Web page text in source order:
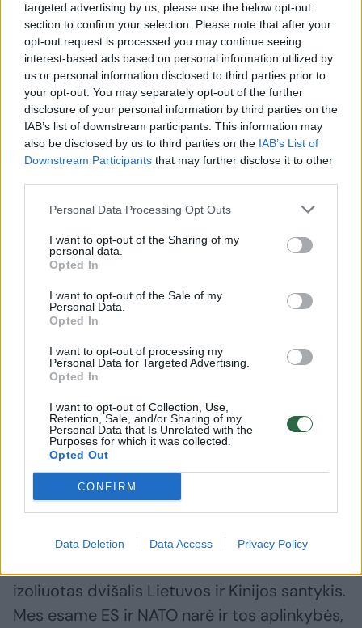
targeted advertising by us, please use the below opt-out
section to confirm your selection. Please note that after your
opt-out request is processed you may continue seeing
interest-based ads based on personal information utilized by
us or personal information disclosed to third parties prior to
your opt-out. You may separately opt-out of the further
disclosure of your personal information by third parties on the
IAB’s list of downstream participants. This information may
also be disclosed by us to third parties on the IAB’s List of
Downstream Participants that may further disclose it to other
Personal Data Processing Opt Outs
I want to opt-out of the Sharing of my
personal data.
Opted In
I want to opt-out of the Sale of my
Personal Data.
Opted In
I want to opt-out of processing my
Personal Data for Targeted Advertising.
Opted In
I want to opt-out of Collection, Use,
Retention, Sale, and/or Sharing of my
Personal Data that Is Unrelated with the
Purposes for which it was collected.
Opted Out
CONFIRM
Data Deletion Data Access Privacy Policy
Lrytas.lt
Užsienio reikalų ministro Kęstučio Budrio
teigimu, Kinijos sprendimas apriboti
lietuviškų lazerių gamintojos „Ekspla“
galimybes pirkti kiniškas dvejopos
paskirties prekes ir technologijas, Lietuvai
siekiant normalizuoti santykius su Pekinu,
įtaką dvišaliams santykiams. Pasak jo,
ekonominio saugumo prasme tai verčia
spręsti, kaip būtų galima mažinti tiekimo
Daugiau nuotraukų (2)
izoliuotas dvišalis Lietuvos ir Kinijos santykis.
Mes esame ES ir NATO narė ir tos aplinkybės,